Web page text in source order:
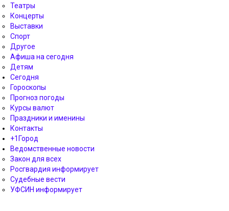
Театры
Концерты
Выставки
Спорт
Другое
Афиша на сегодня
Детям
Сегодня
Гороскопы
Прогноз погоды
Курсы валют
Праздники и именины
Контакты
+1Город
Ведомственные новости
Закон для всех
Росгвардия информирует
Судебные вести
УФСИН информирует